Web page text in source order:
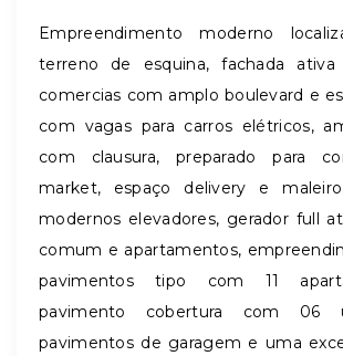
Empreendimento moderno
terreno de esquina, fachada
comercias com amplo boulevard e
com vagas para carros elétricos,
com clausura, preparado para
market, espaço delivery e
modernos elevadores, gerador full
comum e apartamentos,
pavimentos tipo com 11
pavimento cobertura com 06
pavimentos de garagem e uma